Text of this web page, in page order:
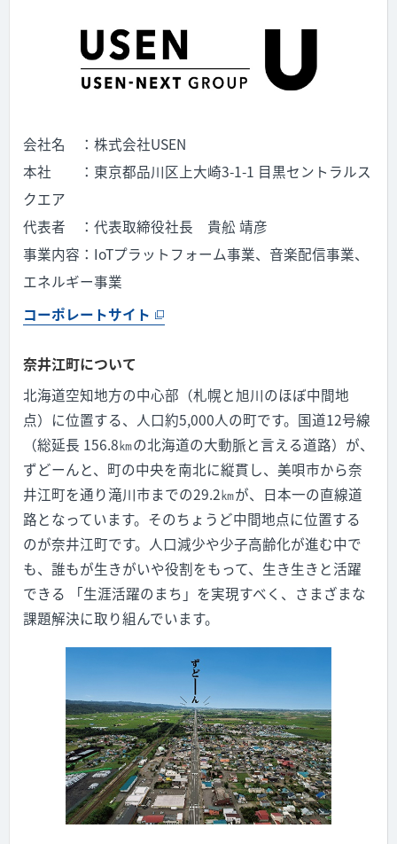
会社名 ：株式会社USEN
本社 ：東京都品川区上大崎3-1-1 目黒セントラルス
クエア
代表者 ：代表取締役社長 貴舩 靖彦
事業内容：IoTプラットフォーム事業、音楽配信事業、
エネルギー事業
コーポレートサイト
奈井江町について
北海道空知地方の中心部（札幌と旭川のほぼ中間地
点）に位置する、人口約5,000人の町です。国道12号線
（総延長 156.8㎞の北海道の大動脈と言える道路）が、
ずどーんと、町の中央を南北に縦貫し、美唄市から奈
井江町を通り滝川市までの29.2㎞が、日本一の直線道
路となっています。そのちょうど中間地点に位置する
のが奈井江町です。人口減少や少子高齢化が進む中で
も、誰もが生きがいや役割をもって、生き生きと活躍
できる 「生涯活躍のまち」を実現すべく、さまざまな
課題解決に取り組んでいます。